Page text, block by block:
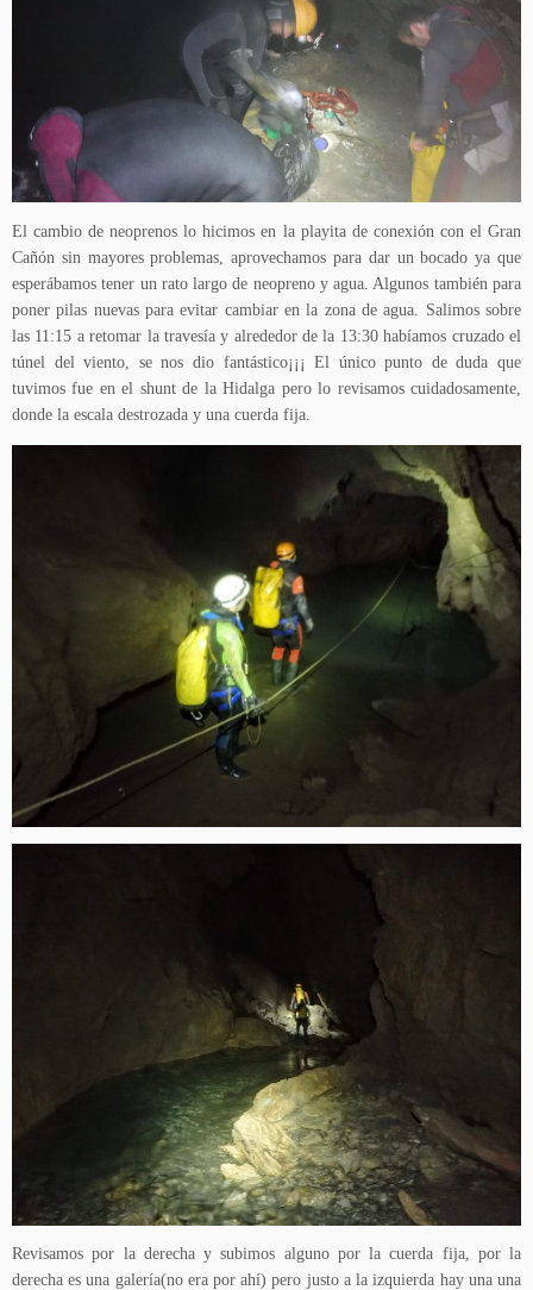
El cambio de neoprenos lo hicimos en la playita de conexión con el Gran
Cañón sin mayores problemas, aprovechamos para dar un bocado ya que
esperábamos tener un rato largo de neopreno y agua. Algunos también para
poner pilas nuevas para evitar cambiar en la zona de agua. Salimos sobre
las 11:15 a retomar la travesía y alrededor de la 13:30 habíamos cruzado el
túnel del viento, se nos dio fantástico¡¡¡ El único punto de duda que
tuvimos fue en el shunt de la Hidalga pero lo revisamos cuidadosamente,
donde la escala destrozada y una cuerda fija.
Revisamos por la derecha y subimos alguno por la cuerda fija, por la
derecha es una galería(no era por ahí) pero justo a la izquierda hay una una